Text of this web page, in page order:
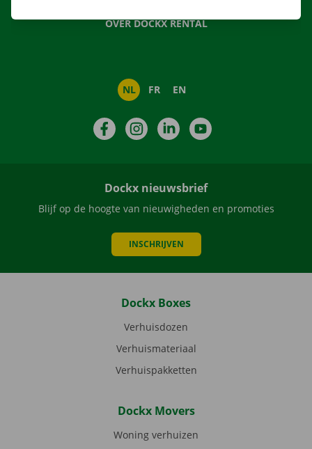
OVER DOCKX RENTAL
NL FR EN
FacebookInstagramLinkedIn
Dockx nieuwsbrief
Blijf op de hoogte van nieuwigheden en promoties
INSCHRIJVEN
Dockx Boxes
Verhuisdozen
Verhuismateriaal
Verhuispakketten
Dockx Movers
Woning verhuizen